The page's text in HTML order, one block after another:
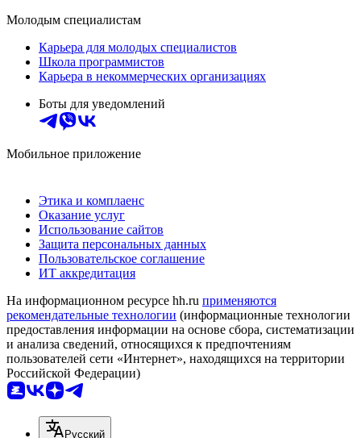
Молодым специалистам
Карьера для молодых специалистов
Школа программистов
Карьера в некоммерческих организациях
Боты для уведомлений
Мобильное приложение
Этика и комплаенс
Оказание услуг
Использование сайтов
Защита персональных данных
Пользовательское соглашение
ИТ аккредитация
На информационном ресурсе hh.ru применяются
рекомендательные технологии (информационные технологии
предоставления информации на основе сбора, систематизации
и анализа сведений, относящихся к предпочтениям
пользователей сети «Интернет», находящихся на территории
Российской Федерации)
Русский